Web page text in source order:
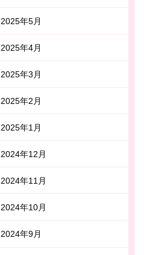
2025年5月
2025年4月
2025年3月
2025年2月
2025年1月
2024年12月
2024年11月
2024年10月
2024年9月